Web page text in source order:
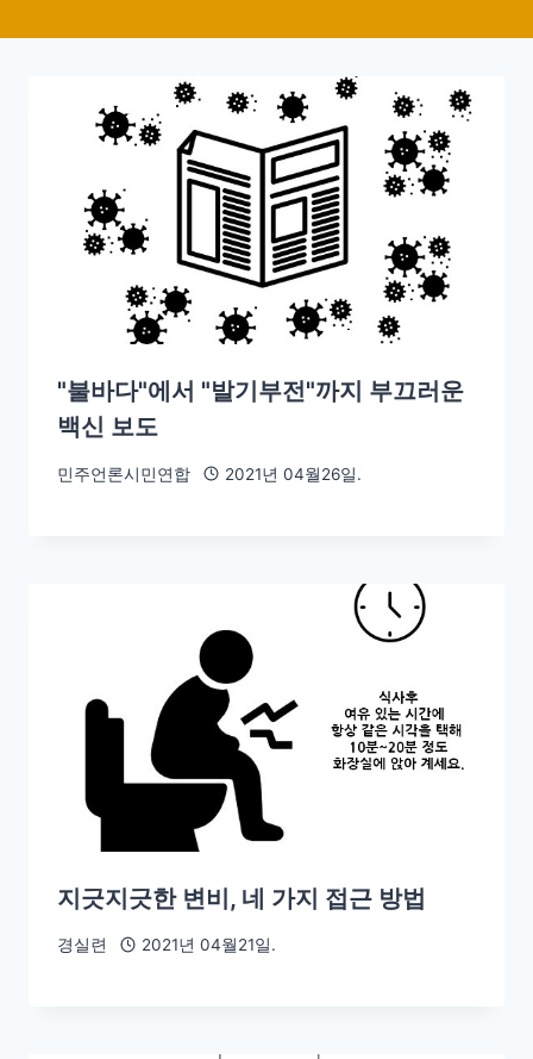
"불바다"에서 "발기부전"까지 부끄러운
백신 보도
민주언론시민연합 2021년 04월26일.
지긋지긋한 변비, 네 가지 접근 방법
경실련 2021년 04월21일.